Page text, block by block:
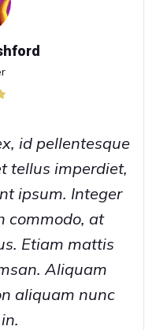
id pellentesque
tellus imperdiet,
ipsum. Integer
commodo, at
Etiam mattis
Aliquam
aliquam nunc